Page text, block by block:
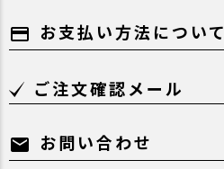
payment お支払い方法について
ご注文確認メール
mail お問い合わせ